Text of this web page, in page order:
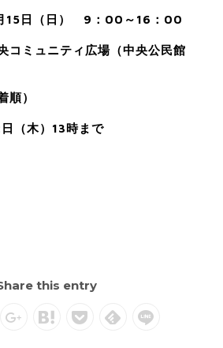
15日（日） 9：00～16：00
ミュニティ広場（中央公民館
）
（木）13時まで
this entry